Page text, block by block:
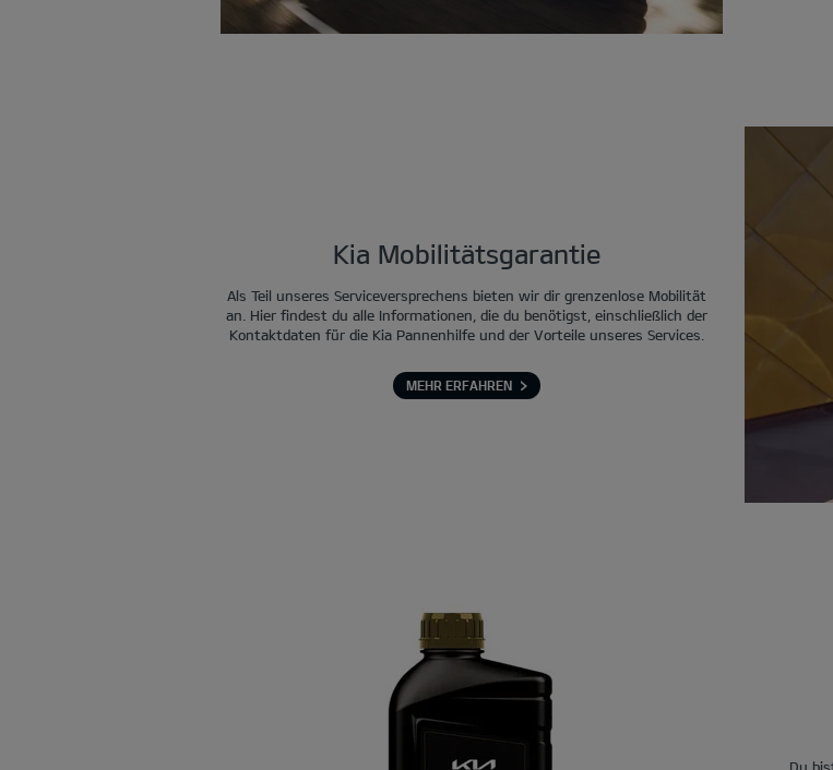
Kia Mobilitätsgarantie
Als Teil unseres Serviceversprechens bieten wir dir grenzenlose Mobilität
an. Hier findest du alle Informationen, die du benötigst, einschließlich der
Kontaktdaten für die Kia Pannenhilfe und der Vorteile unseres Services.
MEHR ERFAHREN